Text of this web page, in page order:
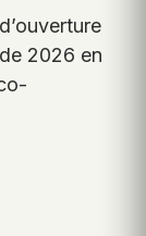
2026 en